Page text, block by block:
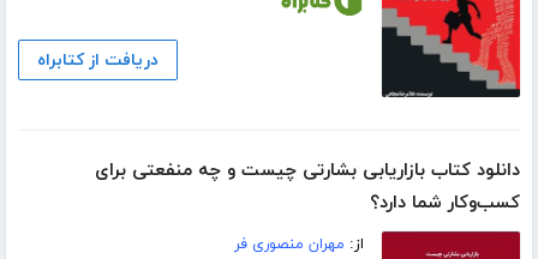
دریافت از کتابراه
دانلود کتاب بازاریابی بشارتی چیست و چه منفعتی برای
کسب‌و‌کار شما دارد؟
از: مهران منصوری فر